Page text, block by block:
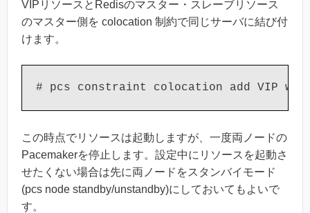
VIPリソースとRedisのマスター・スレーブリソース
のマスター側を colocation 制約で同じサーバに結び付
けます。
この時点でリソースは起動しますが、一度両ノードの
Pacemakerを停止します。設定中にリソースを起動さ
せたくない場合は先に両ノードをスタンバイモード
(pcs node standby/unstandby)にしておいてもよいで
す。